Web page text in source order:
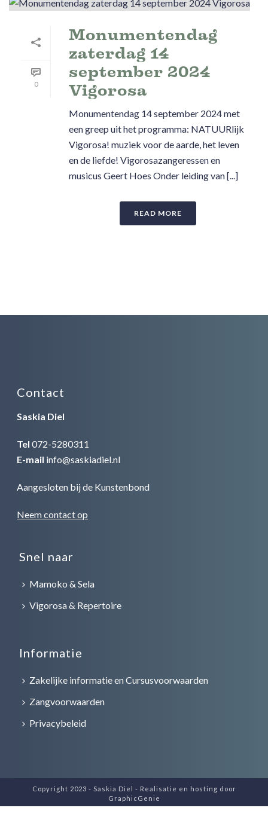
0
Monumentendag
zaterdag 14
september 2024
Vigorosa
Monumentendag 14 september 2024 met
een greep uit het programma: NATUURlijk
Vigorosa! muziek voor de aarde, het leven
en de liefde! Vigorosazangeressen en
musicus Geert Hoes Onder leiding van [...]
READ MORE
Contact
Saskia Diel
Tel 072-5280311
E-mail info@saskiadiel.nl
Aangesloten bij de Kunstenbond
Neem contact op
Snel naar
Mamoko & Sela
Vigorosa & Repertoire
Informatie
Zakelijke informatie en Cursusvoorwaarden
Zangvoorwaarden
Privacybeleid
Copyright 2023 - Saskia Diel - Realisatie en hosting door
GraphicGenie